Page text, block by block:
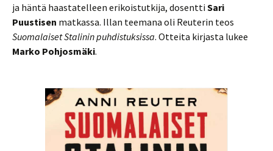
ja häntä haastatelleen erikoistutkija, dosentti Sari
Puustisen matkassa. Illan teemana oli Reuterin teos
Suomalaiset Stalinin puhdistuksissa. Otteita kirjasta lukee
Marko Pohjosmäki.